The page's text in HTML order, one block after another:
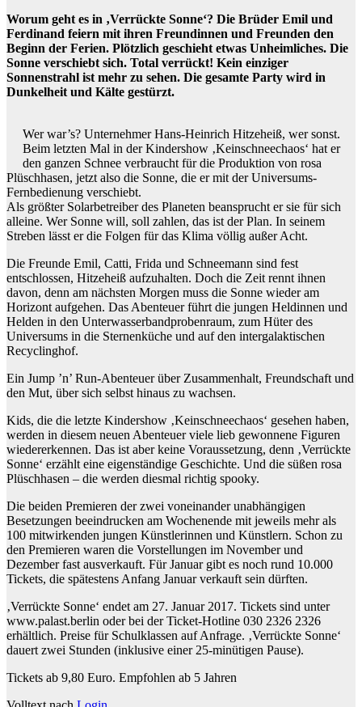
Worum geht es in ‚Verrückte Sonne‘? Die Brüder Emil und
Ferdinand feiern mit ihren Freundinnen und Freunden den
Beginn der Ferien. Plötzlich geschieht etwas Unheimliches. Die
Sonne verschiebt sich. Total verrückt! Kein einziger
Sonnenstrahl ist mehr zu sehen. Die gesamte Party wird in
Dunkelheit und Kälte gestürzt.
Wer war’s? Unternehmer Hans-Heinrich Hitzeheiß, wer sonst.
Beim letzten Mal in der Kindershow ‚Keinschneechaos‘ hat er
den ganzen Schnee verbraucht für die Produktion von rosa
Plüschhasen, jetzt also die Sonne, die er mit der Universums-
Fernbedienung verschiebt.
Als größter Solarbetreiber des Planeten beansprucht er sie für sich
alleine. Wer Sonne will, soll zahlen, das ist der Plan. In seinem
Streben lässt er die Folgen für das Klima völlig außer Acht.
Die Freunde Emil, Catti, Frida und Schneemann sind fest
entschlossen, Hitzeheiß aufzuhalten. Doch die Zeit rennt ihnen
davon, denn am nächsten Morgen muss die Sonne wieder am
Horizont aufgehen. Das Abenteuer führt die jungen Heldinnen und
Helden in den Unterwasserbandprobenraum, zum Hüter des
Universums in die Sternenküche und auf den intergalaktischen
Recyclinghof.
Ein Jump ’n’ Run-Abenteuer über Zusammenhalt, Freundschaft und
den Mut, über sich selbst hinaus zu wachsen.
Kids, die die letzte Kindershow ‚Keinschneechaos‘ gesehen haben,
werden in diesem neuen Abenteuer viele lieb gewonnene Figuren
wiedererkennen. Das ist aber keine Voraussetzung, denn ‚Verrückte
Sonne‘ erzählt eine eigenständige Geschichte. Und die süßen rosa
Plüschhasen – die werden diesmal richtig spooky.
Die beiden Premieren der zwei voneinander unabhängigen
Besetzungen beeindrucken am Wochenende mit jeweils mehr als
100 mitwirkenden jungen Künstlerinnen und Künstlern. Schon zu
den Premieren waren die Vorstellungen im November und
Dezember fast ausverkauft. Für Januar gibt es noch rund 10.000
Tickets, die spätestens Anfang Januar verkauft sein dürften.
‚Verrückte Sonne‘ endet am 27. Januar 2017. Tickets sind unter
www.palast.berlin oder bei der Ticket-Hotline 030 2326 2326
erhältlich. Preise für Schulklassen auf Anfrage. ‚Verrückte Sonne‘
dauert zwei Stunden (inklusive einer 25-minütigen Pause).
Tickets ab 9,80 Euro. Empfohlen ab 5 Jahren